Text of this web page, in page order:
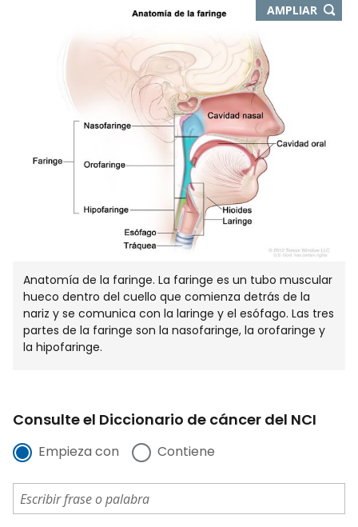
AMPLIAR-
ABRE
Anatomía de la faringe. La faringe es un tubo muscular
hueco dentro del cuello que comienza detrás de la
nariz y se comunica con la laringe y el esófago. Las tres
partes de la faringe son la nasofaringe, la orofaringe y
la hipofaringe.
Consulte el Diccionario de cáncer del NCI
Empieza con Contiene